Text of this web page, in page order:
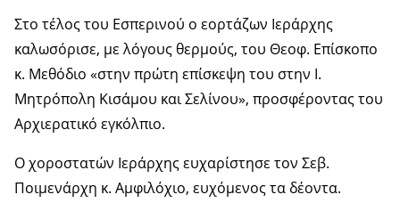
Στο τέλος του Εσπερινού ο εορτάζων Ιεράρχης
καλωσόρισε, με λόγους θερμούς, του Θεοφ. Επίσκοπο
κ. Μεθόδιο «στην πρώτη επίσκεψη του στην Ι.
Μητρόπολη Κισάμου και Σελίνου», προσφέροντας του
Αρχιερατικό εγκόλπιο.
Ο χοροστατών Ιεράρχης ευχαρίστησε τον Σεβ.
Ποιμενάρχη κ. Αμφιλόχιο, ευχόμενος τα δέοντα.